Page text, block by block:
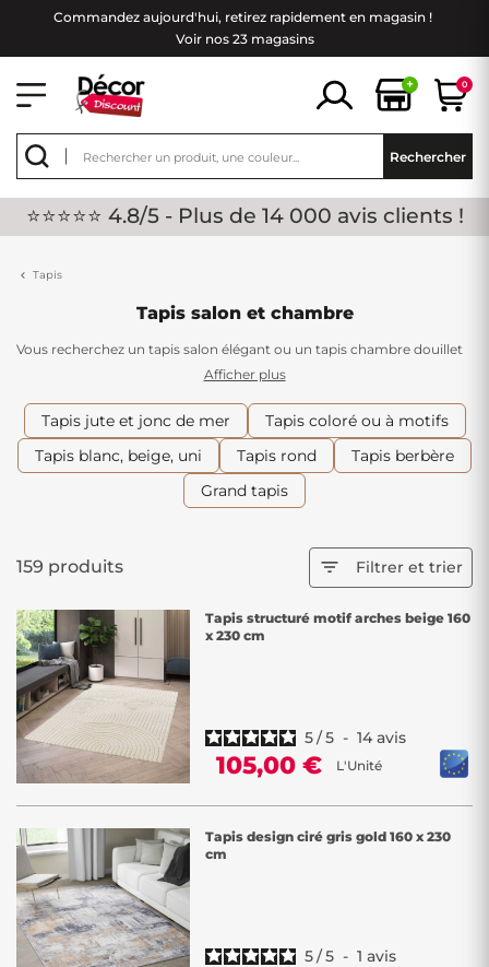
Commandez aujourd'hui, retirez rapidement en magasin !
Voir nos 23 magasins
+ 0
Rechercher
⭐⭐⭐⭐⭐ 4.8/5 - Plus de 14 000 avis clients !
Tapis
Tapis salon et chambre
Vous recherchez un tapis salon élégant ou un tapis chambre douillet
? Découvrez notre sélection de tapis d'intérieur alliant esthétisme,
chaleureuse dans votre salon, apporter une touche décorative à votre
chambre à coucher ou délimiter un espace, nos tapis s'adaptent à
tous les styles : moderne, scandinave, bohème, classique ou
Afficher plus
Tapis jute et jonc de mer
Tapis coloré ou à motifs
Tapis blanc, beige, uni
Tapis rond
Tapis berbère
Grand tapis
159 produits  Filtrer et trier
Tapis structuré motif arches beige 160
x 230 cm
5/5 - 14 avis
105,00 € L'Unité
Tapis design ciré gris gold 160 x 230
cm
5/5 - 1 avis